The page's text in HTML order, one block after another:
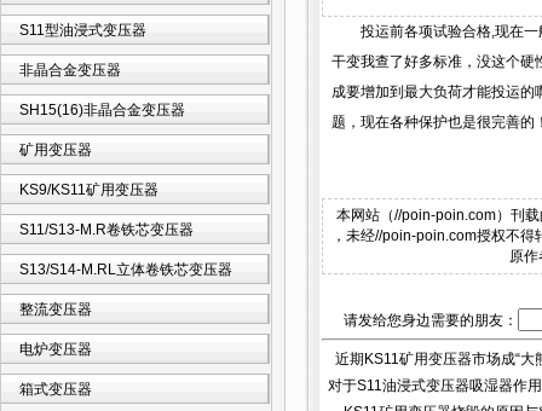
S11型油浸式变压器
非晶合金变压器
SH15(16)非晶合金变压器
矿用变压器
KS9/KS11矿用变压器
S11/S13-M.R卷铁芯变压器
S13/S14-M.RL立体卷铁芯变压器
整流变压器
电炉变压器
箱式变压器
投运前各项试验合格,现在
干变我查了好多标准，没这个硬
成要增加到最大负荷才能投运的
题，现在各种保护也是很完善的
本网站（//poin-poin.com）刊
，未经//poin-poin.com授权不
原
请发给您身边需要的朋友：
近期KS11矿用变压器市场成“大
对于S11油浸式变压器吸湿器作